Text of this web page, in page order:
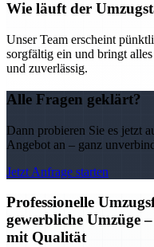
Wie läuft der
Unser Team erscheint
sorgfältig ein und bringt
und zuverlässig.
Alle Fragen geklärt?
Dann probieren Sie es jetzt
Angebot an – ganz
Jetzt Anfrage starten
Professionelle
gewerbliche Umzüge
mit Qualität